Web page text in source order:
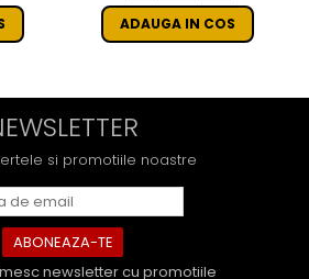
ADAUGA IN COS
si promotiile noastre
newsletter cu promotiile